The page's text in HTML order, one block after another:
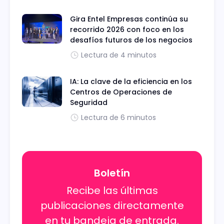
Gira Entel Empresas continúa su
recorrido 2026 con foco en los
desafíos futuros de los negocios
Lectura de 4 minutos
IA: La clave de la eficiencia en los
Centros de Operaciones de
Seguridad
Lectura de 6 minutos
Boletín
Recibe las últimas
publicaciones directamente
en tu bandeja de entrada.